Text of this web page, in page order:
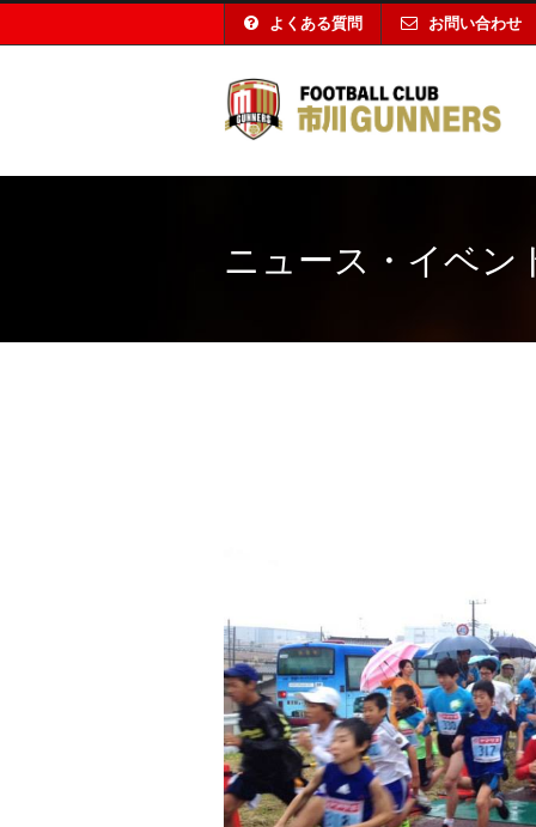
よくある質問 お問い合わせ
ニュース・イベン